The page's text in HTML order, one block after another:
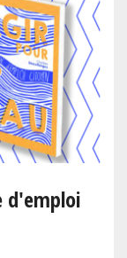
d'emploi